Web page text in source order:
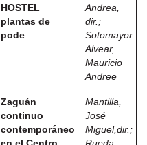
HOSTEL
plantas de
pode
Andrea,
dir. ;
Sotomayor
Alvear,
Mauricio
Andree
Zaguán
continuo
contemporáneo
Mantilla,
José
Miguel,dir. ;